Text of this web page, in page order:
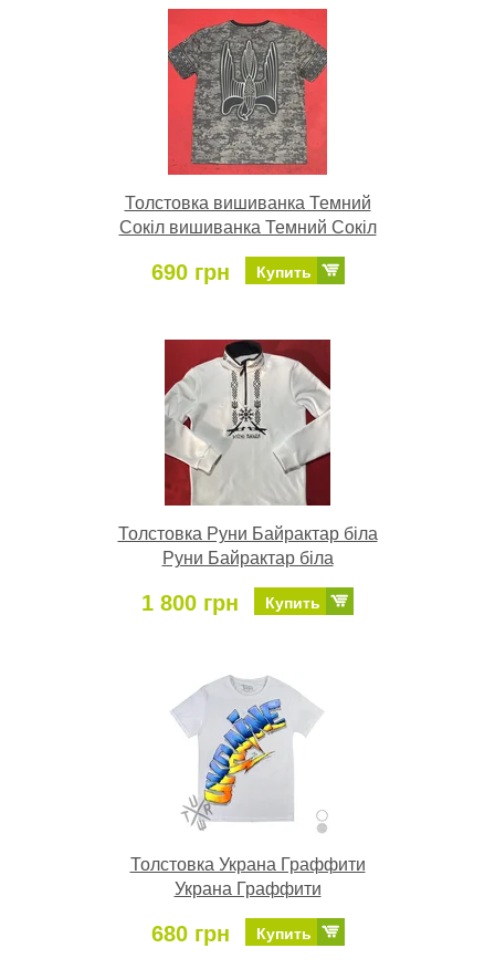
Толстовка вишиванка Темний
Сокіл вишиванка Темний Сокіл
690 грн Купить
Толстовка Руни Байрактар біла
Руни Байрактар біла
1 800 грн Купить
Толстовка Украна Граффити
Украна Граффити
680 грн Купить